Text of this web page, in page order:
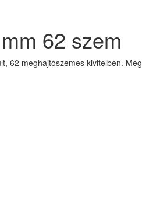
62 szem
62 meghajtószemes kivitelben.